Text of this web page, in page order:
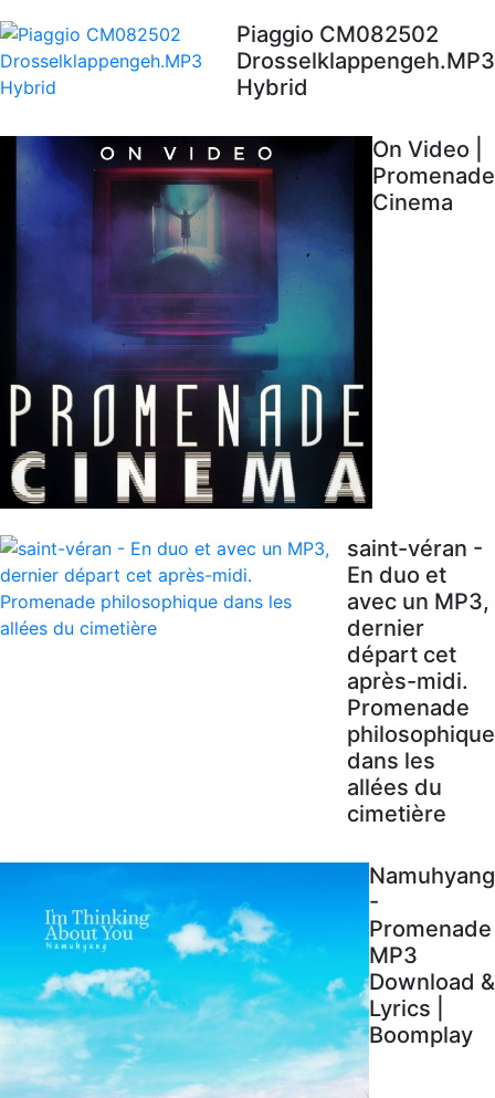
Piaggio CM082502
Drosselklappengeh.MP3
Hybrid
On Video |
Promenade
Cinema
saint-véran -
En duo et
avec un MP3,
dernier
départ cet
après-midi.
Promenade
philosophique
dans les
allées du
cimetière
Namuhyang
-
Promenade
MP3
Download &
Lyrics |
Boomplay